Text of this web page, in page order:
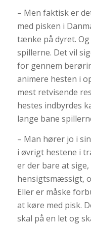
– Men faktisk er
med pisken i
tænke på dyret.
spillerne. Det vil
for gennem
animere hesten i
mest retvisende
hestes indbyrdes
lange bane
– Man hører jo i
i øvrigt hestene i
er der bare at
hensigtsmæssigt,
Eller er måske
at køre med pisk.
skal på en let og